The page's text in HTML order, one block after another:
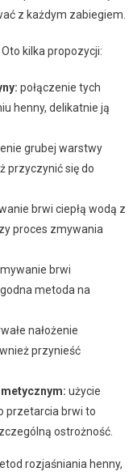
z każdym zabiegiem.
kilka propozycji:
połączenie tych
henny, delikatnie ją
grubej warstwy
przyczynić się do
brwi ciepłą wodą z
proces zmywania
brwi
metoda na
nałożenie
przynieść
użycie
przetarcia brwi to
ostrożność.
rozjaśniania henny,